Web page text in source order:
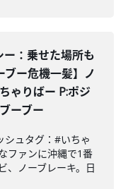
：乗せた場所も
ブー危機一髪】ノ
ゃりばー P:ポジ
ーブー
シュタグ：#いちゃ
ファンに沖縄で1番
、ノーブレーキ。日